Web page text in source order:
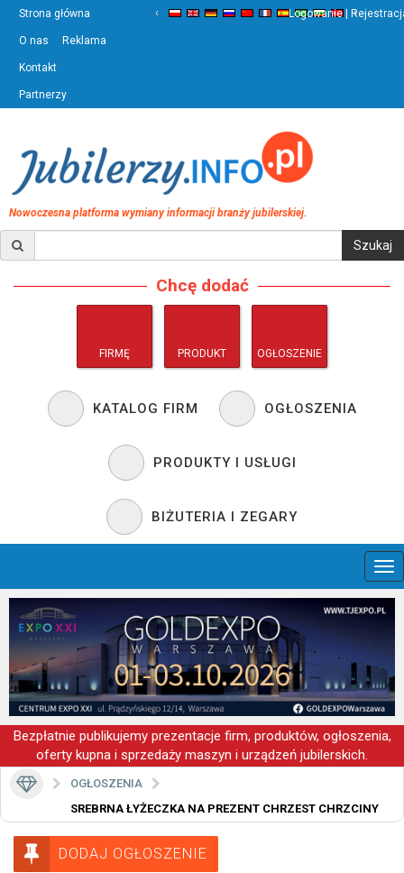
Strona główna
O nas Reklama
Kontakt
Partnerzy
‹ ›
Logowanie |
Nowoczesna platforma wymiany informacji branży jubilerskiej.
Chcę dodać
FIRMĘ PRODUKT OGŁOSZENIE
KATALOG FIRM OGŁOSZENIA
PRODUKTY I USŁUGI
BIŻUTERIA I ZEGARY
Bezpłatnie publikujemy prezentacje firm, produktów, ogłoszenia,
oferty kupna i sprzedaży maszyn i urządzeń jubilerskich.
OGŁOSZENIA
SREBRNA ŁYŻECZKA NA PREZENT CHRZEST CHRZCINY
DODAJ OGŁOSZENIE